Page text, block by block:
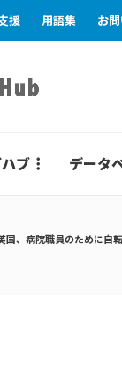
援 用語集 お
ブ データ
国、病院職員のために自